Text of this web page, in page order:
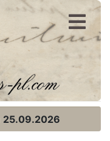
25.09.2026